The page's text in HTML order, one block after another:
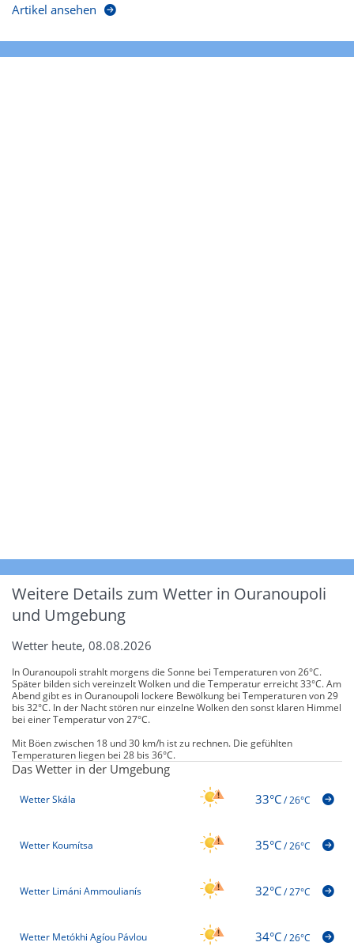
Artikel ansehen
Weitere Details zum Wetter in Ouranoupoli
und Umgebung
Wetter heute, 08.08.2026
In Ouranoupoli strahlt morgens die Sonne bei Temperaturen von 26°C.
Später bilden sich vereinzelt Wolken und die Temperatur erreicht 33°C. Am
Abend gibt es in Ouranoupoli lockere Bewölkung bei Temperaturen von 29
bis 32°C. In der Nacht stören nur einzelne Wolken den sonst klaren Himmel
bei einer Temperatur von 27°C.
Mit Böen zwischen 18 und 30 km/h ist zu rechnen. Die gefühlten
Temperaturen liegen bei 28 bis 36°C.
Das Wetter in der Umgebung
Wetter Skála 33°C/26°C
Wetter Koumítsa 35°C/26°C
Wetter Limáni Ammoulianís 32°C/27°C
Wetter Metókhi Agíou Pávlou 34°C/26°C